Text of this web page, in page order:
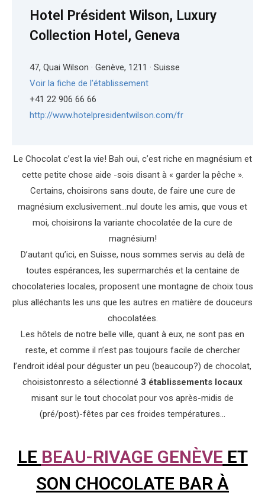
Hotel Président Wilson, Luxury
Collection Hotel, Geneva
47, Quai Wilson · Genève, 1211 · Suisse
Voir la fiche de l'établissement
+41 22 906 66 66
http://www.hotelpresidentwilson.com/fr
Le Chocolat c’est la vie! Bah oui, c’est riche en magnésium et
cette petite chose aide -sois disant à « garder la pêche ».
Certains, choisirons sans doute, de faire une cure de
magnésium exclusivement…nul doute les amis, que vous et
moi, choisirons la variante chocolatée de la cure de
magnésium!
D’autant qu’ici, en Suisse, nous sommes servis au delà de
toutes espérances, les supermarchés et la centaine de
chocolateries locales, proposent une montagne de choix tous
plus alléchants les uns que les autres en matière de douceurs
chocolatées.
Les hôtels de notre belle ville, quant à eux, ne sont pas en
reste, et comme il n’est pas toujours facile de chercher
l’endroit idéal pour déguster un peu (beaucoup?) de chocolat,
choisistonresto a sélectionné 3 établissements locaux
misant sur le tout chocolat pour vos après-midis de
(pré/post)-fêtes par ces froides températures…
LE BEAU-RIVAGE GENÈVE ET
SON CHOCOLATE BAR À